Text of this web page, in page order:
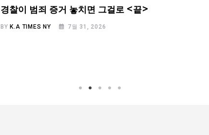
경찰이 범죄 증거 놓치면 그걸로 <끝>
BYK.A TIMES NY 7월 31, 2026